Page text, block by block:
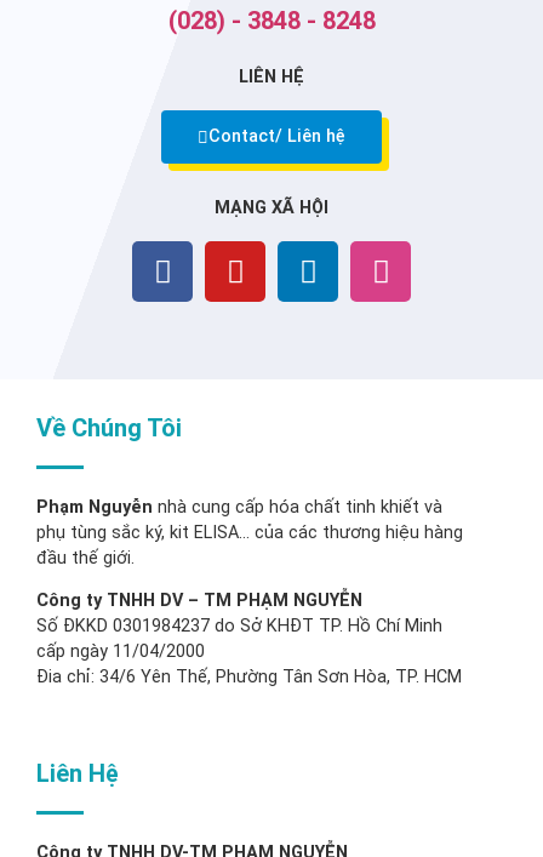
(028) - 3848 - 8248
LIÊN HỆ
Contact/ Liên hệ
MẠNG XÃ HỘI
Về Chúng Tôi
Phạm Nguyễn nhà cung cấp hóa chất tinh khiết và
phụ tùng sắc ký, kit ELISA… của các thương hiệu hàng
đầu thế giới.
Công ty TNHH DV – TM PHẠM NGUYỄN
Số ĐKKD 0301984237 do Sở KHĐT TP. Hồ Chí Minh
cấp ngày 11/04/2000
Đia chỉ: 34/6 Yên Thế, Phường Tân Sơn Hòa, TP. HCM
Liên Hệ
Công ty TNHH DV-TM PHẠM NGUYỄN